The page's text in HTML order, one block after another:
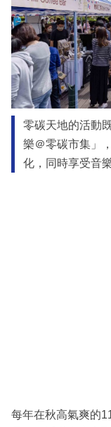
零碳天地的活動
樂＠零碳市集」
化，同時享受音
每年在秋高氣爽的